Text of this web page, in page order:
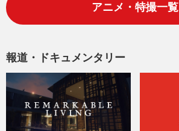
アニメ・特撮一覧
報道・ドキュメンタリー